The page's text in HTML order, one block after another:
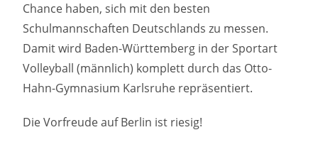
Chance haben, sich mit den besten
Schulmannschaften Deutschlands zu messen.
Damit wird Baden-Württemberg in der Sportart
Volleyball (männlich) komplett durch das Otto-
Hahn-Gymnasium Karlsruhe repräsentiert.
Die Vorfreude auf Berlin ist riesig!